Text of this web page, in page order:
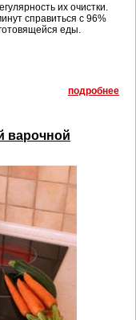
их очистки.
справиться с 96%
еды.
подробнее
варочной